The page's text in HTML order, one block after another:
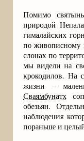
Помимо
природой
гималайских
по живописному
слонах по
мы видели на
крокодилов. На
жизни –
Сваямбунатх
обезьян.
наблюдения
пораньше и